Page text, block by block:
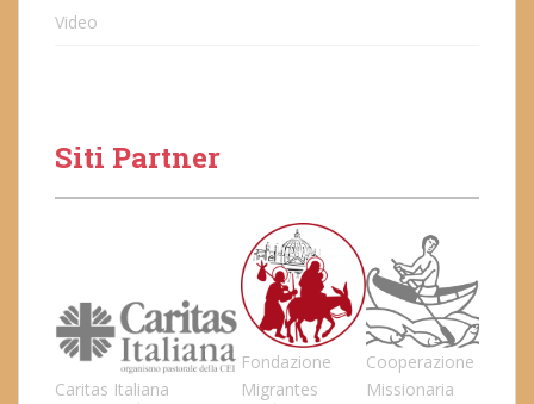
Video
Siti Partner
Caritas Italiana
Fondazione
Migrantes
Cooperazione
Missionaria